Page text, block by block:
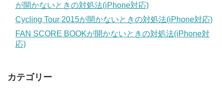
が開かないときの対処法(iPhone対応)
Cycling Tour 2015が開かないときの対処法(iPhone対応)
FAN SCORE BOOKが開かないときの対処法(iPhone対
応)
カテゴリー